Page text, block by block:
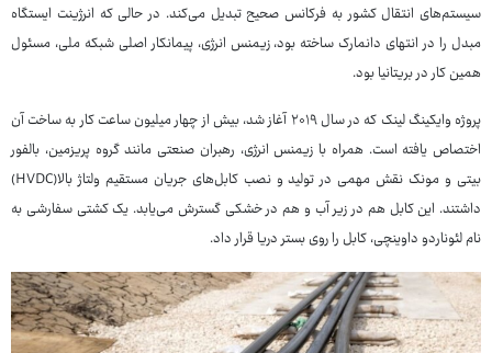
سیستم‌های انتقال کشور به فرکانس صحیح تبدیل می‌کند. در حالی که انرژینت ایستگاه
مبدل را در انتهای دانمارک ساخته بود، زیمنس انرژی، پیمانکار اصلی شبکه ملی، مسئول
همین کار در بریتانیا بود.
پروژه وایکینگ لینک که در سال ۲۰۱۹ آغاز شد، بیش از چهار میلیون ساعت کار به ساخت آن
اختصاص یافته است. همراه با زیمنس انرژی، رهبران صنعتی مانند گروه پریزمین، بالفور
بیتی و مونک نقش مهمی در تولید و نصب کابل‌های جریان مستقیم ولتاژ بالا(HVDC)
داشتند. این کابل هم در زیر آب و هم در خشکی گسترش می‌یابد. یک کشتی سفارشی به
نام لئوناردو داوینچی، کابل را روی بستر دریا قرار داد.